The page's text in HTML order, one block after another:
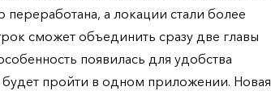
переработана, а локации стали более
сможет объединить сразу две главы
появилась для удобства
пройти в одном приложении. Новая